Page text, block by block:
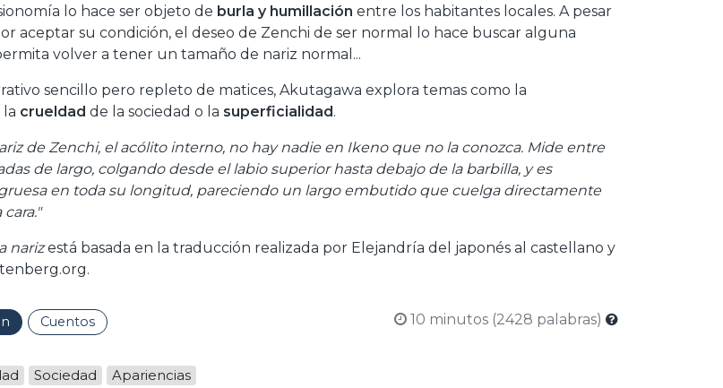
lo hace ser objeto de burla y humillación entre los habitantes locales. A pesar
aceptar su condición, el deseo de Zenchi de ser normal lo hace buscar alguna
volver a tener un tamaño de nariz normal...
sencillo pero repleto de matices, Akutagawa explora temas como la
la crueldad de la sociedad o la superficialidad.
de Zenchi, el acólito interno, no hay nadie en Ikeno que no la conozca. Mide entre
de largo, colgando desde el labio superior hasta debajo de la barbilla, y es
en toda su longitud, pareciendo un largo embutido que cuelga directamente
narizestá basada en la traducción realizada por Elejandría del japonés al castellano y
Cuentos 10 minutos (2428 palabras)
Sociedad Apariencias